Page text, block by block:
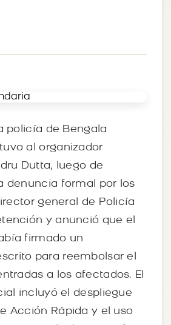
policía de Bengala
al organizador
Dutta, luego de
denuncia formal por los
general de Policía
y anunció que el
firmado un
para reembolsar el
a los afectados. El
incluyó el despliegue
Acción Rápida y el uso